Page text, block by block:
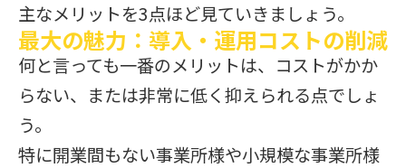
主なメリットを3点ほど見ていきましょう。
最大の魅力：導入・運用コストの削減
何と言っても一番のメリットは、コストがかか
らない、または非常に低く抑えられる点でしょ
う。
特に開業間もない事業所様や小規模な事業所様